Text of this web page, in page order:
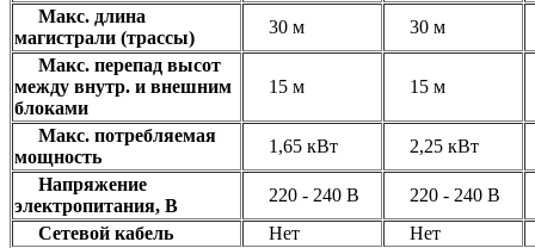
Макс. длина
магистрали (трассы)
30 м 30 м
Макс. перепад высот
между внутр. и внешним
блоками
15 м 15 м
Макс. потребляемая
мощность
1,65 кВт 2,25 кВт
Напряжение
электропитания, В
220 - 240 В 220 - 240 В
Сетевой кабель
Нет Нет